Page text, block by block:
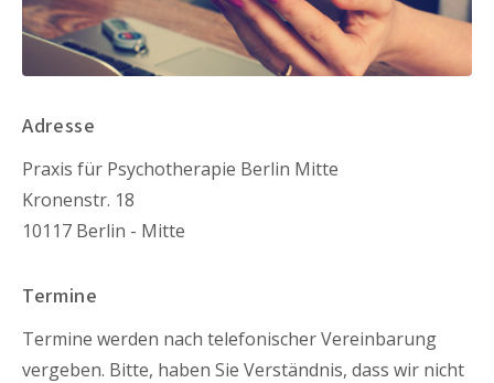
Adresse
Praxis für Psychotherapie Berlin Mitte
Kronenstr. 18
10117 Berlin - Mitte
Termine
Termine werden nach telefonischer Vereinbarung
vergeben. Bitte, haben Sie Verständnis, dass wir nicht